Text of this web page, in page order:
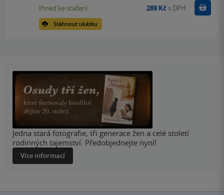
Stáhnout ukázku
Ihned ke stažení 289 Kč s DPH Koupit
Jedna stará fotografie, tři generace žen a celé století
rodinných tajemství. Předobjednejte nyní!
Více informací